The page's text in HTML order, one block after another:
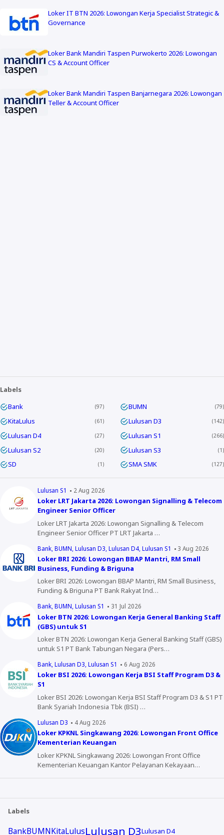
Loker IT BTN 2026: Lowongan Kerja Specialist Strategic &
Governance
Loker Bank Mandiri Taspen Purwokerto 2026: Lowongan
CS & Account Officer
Loker Bank Mandiri Taspen Banjarnegara 2026: Lowongan
Teller & Account Officer
Labels
Bank
97 BUMN 79
KitaLulus 61 Lulusan D3 142
Lulusan D4 27 Lulusan S1 266
Lulusan S2 20 Lulusan S3 1
SD 1 SMA SMK 127
Lulusan S1 2 Aug 2026
Loker LRT Jakarta 2026: Lowongan Signalling & Telecom
Engineer Senior Officer
Loker LRT Jakarta 2026: Lowongan Signalling & Telecom
Engineer Senior Officer PT LRT Jakarta …
Bank BUMN Lulusan D3 Lulusan D4 Lulusan S1 3 Aug 2026
Loker BRI 2026: Lowongan BBAP Mantri, RM Small
Business, Funding & Briguna
Loker BRI 2026: Lowongan BBAP Mantri, RM Small Business,
Funding & Briguna PT Bank Rakyat Ind…
Bank BUMN Lulusan S1 31 Jul 2026
Loker BTN 2026: Lowongan Kerja General Banking Staff
(GBS) untuk S1
Loker BTN 2026: Lowongan Kerja General Banking Staff (GBS)
untuk S1 PT Bank Tabungan Negara (Pers…
Bank Lulusan D3 Lulusan S1 6 Aug 2026
Loker BSI 2026: Lowongan Kerja BSI Staff Program D3 &
S1
Loker BSI 2026: Lowongan Kerja BSI Staff Program D3 & S1 PT
Bank Syariah Indonesia Tbk (BSI) …
Lulusan D3 4 Aug 2026
Loker KPKNL Singkawang 2026: Lowongan Front Office
Kementerian Keuangan
Loker KPKNL Singkawang 2026: Lowongan Front Office
Kementerian Keuangan Kantor Pelayanan Kekayaan…
Labels
BankBUMNKitaLulusLulusan D3Lulusan D4